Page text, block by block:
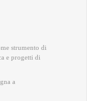
strumento di
e progetti di
a